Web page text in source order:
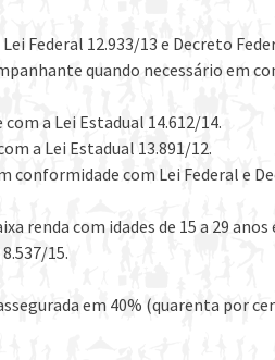
Federal 12.933/13 e Decreto
quando necessário em
a Lei Estadual 14.612/14.
a Lei Estadual 13.891/12.
conformidade com Lei Federal e
renda com idades de 15 a 29 anos
15.
em 40% (quarenta por